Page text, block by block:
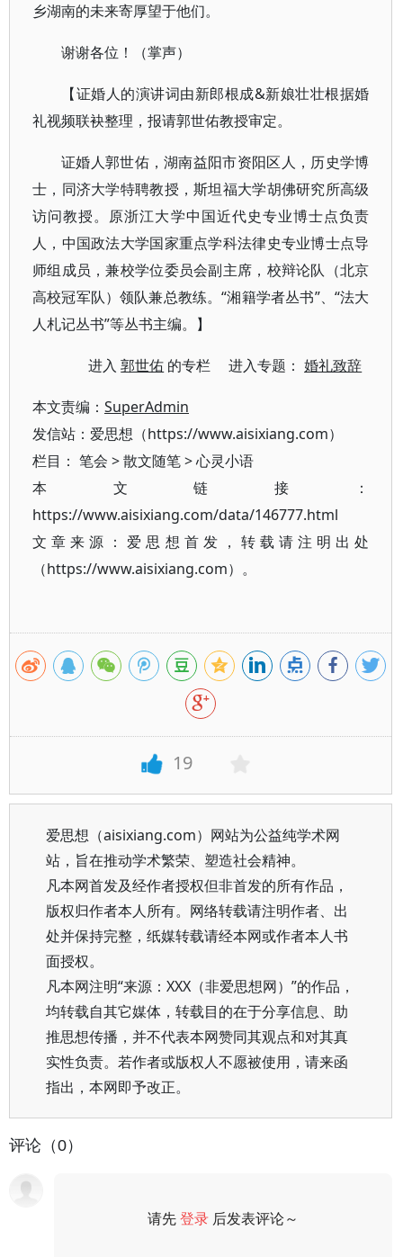
乡湖南的未来寄厚望于他们。
谢谢各位！（掌声）
【证婚人的演讲词由新郎根成&新娘壮壮根据婚
礼视频联袂整理，报请郭世佑教授审定。
证婚人郭世佑，湖南益阳市资阳区人，历史学博
士，同济大学特聘教授，斯坦福大学胡佛研究所高级
访问教授。原浙江大学中国近代史专业博士点负责
人，中国政法大学国家重点学科法律史专业博士点导
师组成员，兼校学位委员会副主席，校辩论队（北京
高校冠军队）领队兼总教练。“湘籍学者丛书”、“法大
人札记丛书”等丛书主编。】
进入郭世佑 的专栏 进入专题：婚礼致辞
本文责编： SuperAdmin
发信站：爱思想（https://www.aisixiang.com）
栏目： 笔会 >散文随笔>心灵小语
本文链接：
https://www.aisixiang.com/data/146777.html
文章来源：爱思想首发，转载请注明出处
（https://www.aisixiang.com）。
19
爱思想（aisixiang.com）网站为公益纯学术网
站，旨在推动学术繁荣、塑造社会精神。
凡本网首发及经作者授权但非首发的所有作品，
版权归作者本人所有。网络转载请注明作者、出
处并保持完整，纸媒转载请经本网或作者本人书
面授权。
凡本网注明“来源：XXX（非爱思想网）”的作品，
均转载自其它媒体，转载目的在于分享信息、助
推思想传播，并不代表本网赞同其观点和对其真
实性负责。若作者或版权人不愿被使用，请来函
指出，本网即予改正。
评论（0）
请先登录 后发表评论～